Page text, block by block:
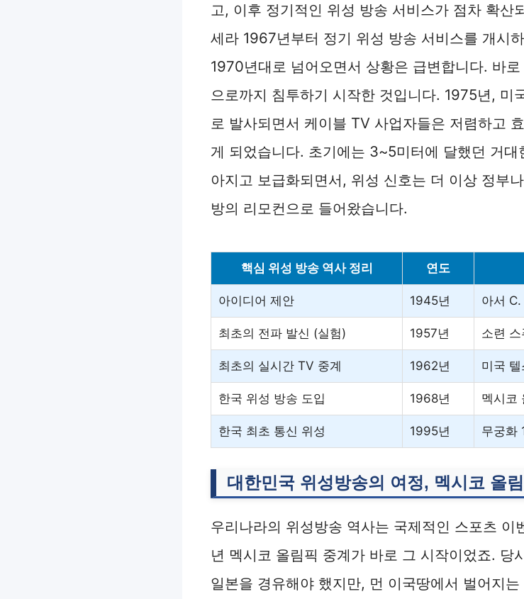
고, 이후 정기적인 위성 방송 서비스가 점차 확산
세라 1967년부터 정기 위성 방송 서비스를 개시
1970년대로 넘어오면서 상황은 급변합니다. 바로
으로까지 침투하기 시작한 것입니다. 1975년, 미
로 발사되면서 케이블 TV 사업자들은 저렴하고
게 되었습니다. 초기에는 3~5미터에 달했던 거
아지고 보급화되면서, 위성 신호는 더 이상 정부
방의 리모컨으로 들어왔습니다.
핵심 위성 방송 역사 정리 연도
아이디어 제안 1945년 아서
최초의 전파 발신 (실험) 1957년 소련
최초의 실시간 TV 중계 1962년 미국
한국 위성 방송 도입 1968년 멕시코
한국 최초 통신 위성 1995년 무궁화
대한민국 위성방송의 여정, 멕시코 올
우리나라의 위성방송 역사는 국제적인 스포츠
년 멕시코 올림픽 중계가 바로 그 시작이었죠. 당
일본을 경유해야 했지만, 먼 이국땅에서 벌어지